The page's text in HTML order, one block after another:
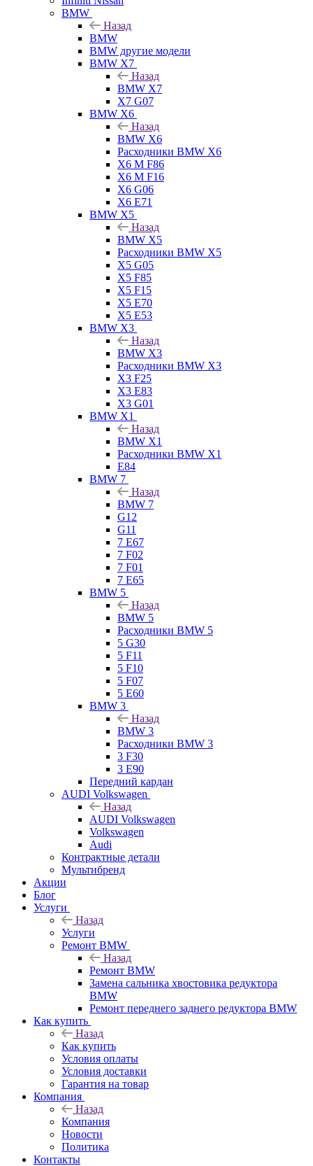
BMW
Назад
BMW
BMW другие модели
BMW X7
Назад
BMW X7
X7 G07
BMW X6
Назад
BMW X6
Расходники BMW X6
X6 M F86
X6 M F16
X6 G06
X6 E71
BMW X5
Назад
BMW X5
Расходники BMW X5
X5 G05
X5 F85
X5 F15
X5 E70
X5 E53
BMW X3
Назад
BMW X3
Расходники BMW X3
X3 F25
X3 E83
X3 G01
BMW X1
Назад
BMW X1
Расходники BMW X1
E84
BMW 7
Назад
BMW 7
G12
G11
7 Е67
7 F02
7 F01
7 E65
BMW 5
Назад
BMW 5
Расходники BMW 5
5 G30
5 F11
5 F10
5 F07
5 E60
BMW 3
Назад
BMW 3
Расходники BMW 3
3 F30
3 E90
Передний кардан
AUDI Volkswagen
Назад
AUDI Volkswagen
Volkswagen
Audi
Контрактные детали
Мультибренд
Акции
Блог
Услуги
Назад
Услуги
Ремонт BMW
Назад
Ремонт BMW
Замена сальника хвостовика редуктора
BMW
Ремонт переднего заднего редуктора BMW
Как купить
Назад
Как купить
Условия оплаты
Условия доставки
Гарантия на товар
Компания
Назад
Компания
Новости
Политика
Контакты